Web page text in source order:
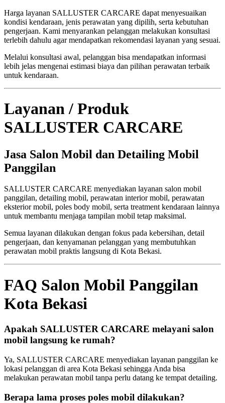
Harga layanan SALLUSTER CARCARE dapat menyesuaikan
kondisi kendaraan, jenis perawatan yang dipilih, serta kebutuhan
pengerjaan. Kami menyarankan pelanggan melakukan konsultasi
terlebih dahulu agar mendapatkan rekomendasi layanan yang sesuai.
Melalui konsultasi awal, pelanggan bisa mendapatkan informasi
lebih jelas mengenai estimasi biaya dan pilihan perawatan terbaik
untuk kendaraan.
Layanan / Produk
SALLUSTER CARCARE
Jasa Salon Mobil dan Detailing Mobil
Panggilan
SALLUSTER CARCARE menyediakan layanan salon mobil
panggilan, detailing mobil, perawatan interior mobil, perawatan
eksterior mobil, poles body mobil, serta treatment kendaraan lainnya
untuk membantu menjaga tampilan mobil tetap maksimal.
Semua layanan dilakukan dengan fokus pada kebersihan, detail
pengerjaan, dan kenyamanan pelanggan yang membutuhkan
perawatan mobil praktis langsung di Kota Bekasi.
FAQ Salon Mobil Panggilan
Kota Bekasi
Apakah SALLUSTER CARCARE melayani salon
mobil langsung ke rumah?
Ya, SALLUSTER CARCARE menyediakan layanan panggilan ke
lokasi pelanggan di area Kota Bekasi sehingga Anda bisa
melakukan perawatan mobil tanpa perlu datang ke tempat detailing.
Berapa lama proses poles mobil dilakukan?